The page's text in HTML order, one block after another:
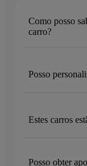
Como posso
carro?
Posso
Estes carros
Posso obter